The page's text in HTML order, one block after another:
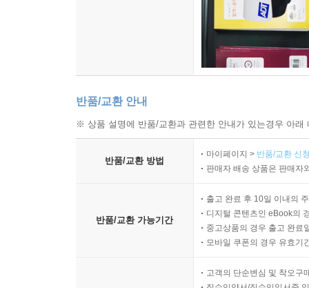
반품/교환 안내
※ 상품 설명에 반품/교환과 관련한 안내가 있는경우 아
반품/교환 방법
마이페이지 > 반품/교환 신
판매자 배송 상품은 판매자
반품/교환 가능기간
출고 완료 후 10일 이내의
디지털 콘텐츠인 eBook의
중고상품의 경우 출고 완료
모바일 쿠폰의 경우 유효기
고객의 단순변심 및 착오구